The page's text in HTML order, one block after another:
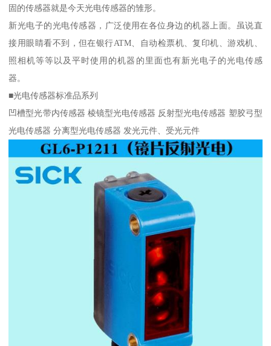
固的传感器就是今天光电传感器的雏形。
新光电子的光电传感器，广泛使用在各位身边的机器上面。虽说直
接用眼睛看不到，但在银行ATM、自动检票机、复印机、游戏机、
照相机等等以及平时使用的机器的里面也有新光电子的光电传感
器。
■光电传感器标准品系列
凹槽型光带内传感器 棱镜型光电传感器 反射型光电传感器 塑胶弓型
光电传感器 分离型光电传感器 发光元件、受光元件